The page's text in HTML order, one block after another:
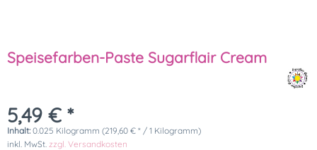
Speisefarben-Paste Sugarflair Cream
5,49 € *
Inhalt: 0.025 Kilogramm (219,60 € * / 1 Kilogramm)
inkl. MwSt. zzgl. Versandkosten